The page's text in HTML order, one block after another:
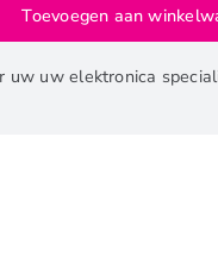
Toevoegen aan
uw uw elektronica